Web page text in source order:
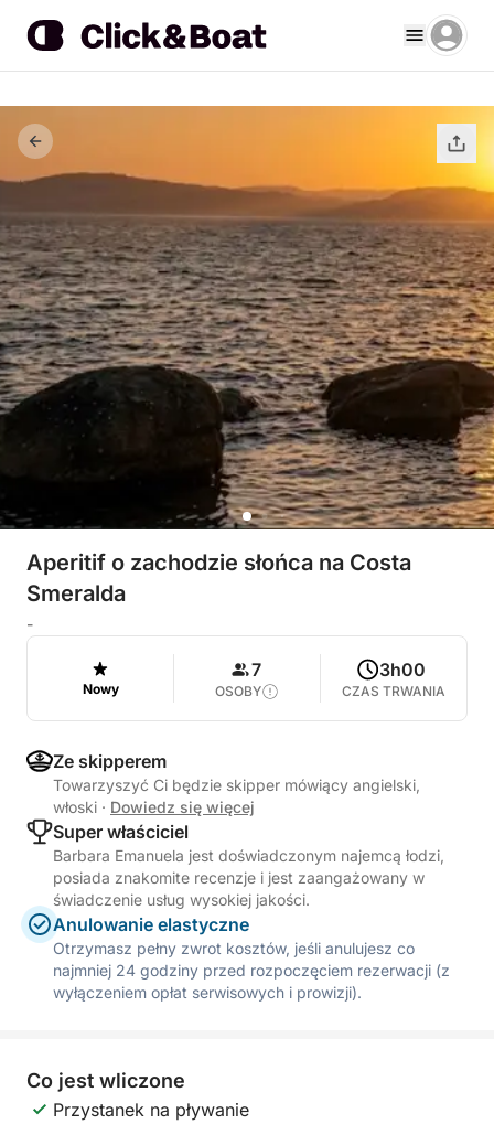
Aperitif o zachodzie słońca na Costa
Smeralda
-
Nowy
7
OSOBY
3h00
CZAS TRWANIA
Ze skipperem
Towarzyszyć Ci będzie skipper mówiący angielski,
włoski · Dowiedz się więcej
Super właściciel
Barbara Emanuela jest doświadczonym najemcą łodzi,
posiada znakomite recenzje i jest zaangażowany w
świadczenie usług wysokiej jakości.
Anulowanie elastyczne
Otrzymasz pełny zwrot kosztów, jeśli anulujesz co
najmniej 24 godziny przed rozpoczęciem rezerwacji (z
wyłączeniem opłat serwisowych i prowizji).
Co jest wliczone
Przystanek na pływanie